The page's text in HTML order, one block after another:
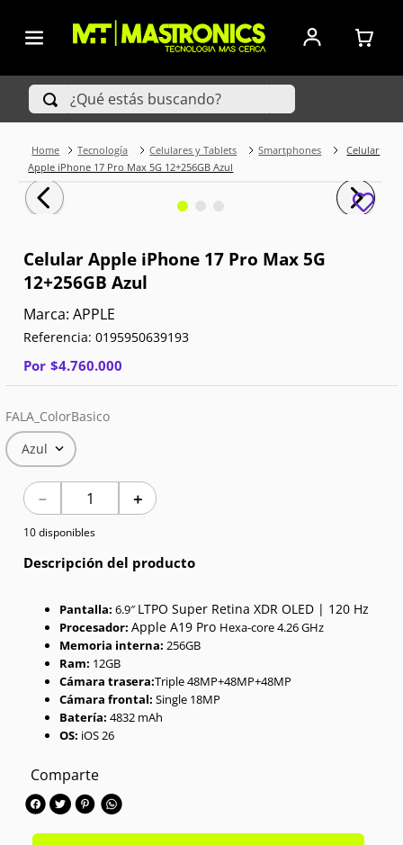
¿Qué estás buscando?
Tecnología Celulares y Tablets Smartphones
Celular
Apple iPhone 17 Pro Max 5G 12+256GB Azul
Celular Apple iPhone 17 Pro Max 5G
12+256GB Azul
APPLE
Referencia: 0195950639193
Por $4.760.000
FALA_ColorBasico
Azul
＋
－
10 disponibles
Descripción del producto
Pantalla: 6.9″LTPO Super Retina XDR OLED | 120 Hz
Procesador: Apple A19 Pro Hexa-core 4.26 GHz
Memoria interna: 256GB
Ram: 12GB
Cámara trasera:Triple 48MP+48MP+48MP
Cámara frontal: Single 18MP
Batería: 4832 mAh
OS: iOS 26
Comparte
TÉRMINOS MÁS BUSCADOS
1.
Iphone
3.
Celulares Samsung
4.
Iphone 15 Pro Max
5.
Televisores
7.
Red Magic
8.
Celulares
9.
Iphone 17
10. Audífonos